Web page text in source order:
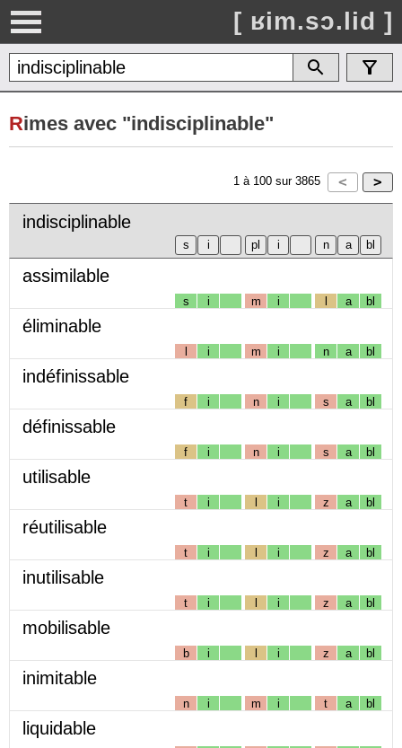
[ ʁim.sɔ.lid ]
Rimes avec "indisciplinable"
1 à 100 sur 3865
indisciplinable
assimilable
s i m i l a bl
éliminable
l i m i n a bl
indéfinissable
f i n i s a bl
définissable
f i n i s a bl
utilisable
t i l i z a bl
réutilisable
t i l i z a bl
inutilisable
t i l i z a bl
mobilisable
b i l i z a bl
inimitable
n i m i t a bl
liquidable